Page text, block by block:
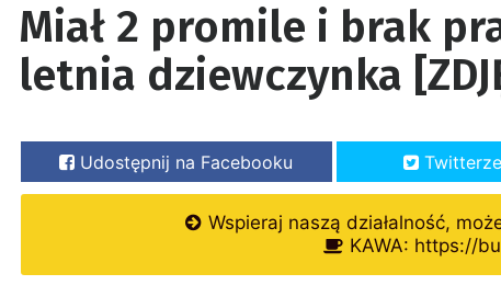
Miał 2 promile i brak
letnia dziewczynka
Udostępnij na Facebooku Twitterze
Wspieraj naszą działalność,
KAWA: https://